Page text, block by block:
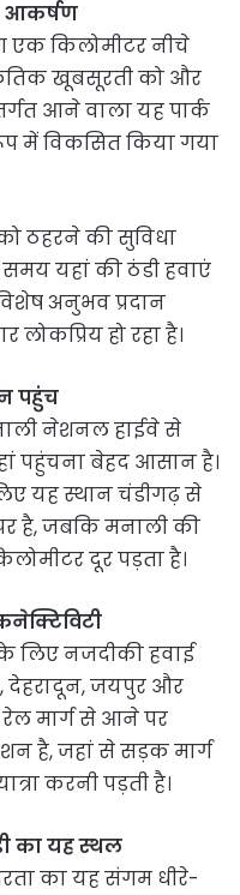
आकर्षण
एक किलोमीटर नीचे
खूबसूरती को और
आने वाला यह पार्क
में विकसित किया गया
ठहरने की सुविधा
यहां की ठंडी हवाएं
अनुभव प्रदान
हो रहा है।
पहुंच
नेशनल हाईवे से
पहुंचना बेहद आसान है।
यह स्थान चंडीगढ़ से
है, जबकि मनाली की
दूर पड़ता है।
लिए नजदीकी हवाई
देहरादून, जयपुर और
मार्ग से आने पर
है, जहां से सड़क मार्ग
करनी पड़ती है।
का यह स्थल
का यह संगम धीरे-